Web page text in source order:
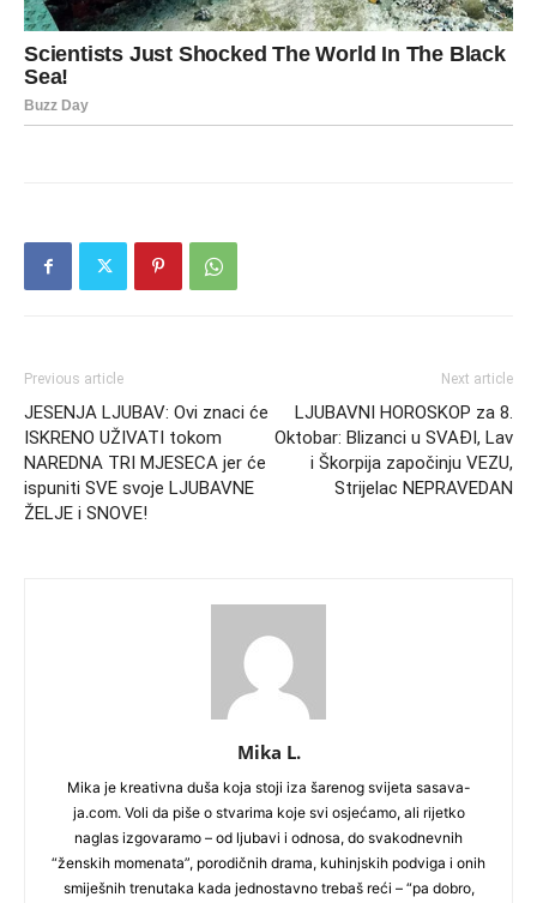
Previous article
JESENJA LJUBAV: Ovi znaci će
ISKRENO UŽIVATI tokom
NAREDNA TRI MJESECA jer će
ispuniti SVE svoje LJUBAVNE
ŽELJE i SNOVE!
Next article
LJUBAVNI HOROSKOP za 8.
Oktobar: Blizanci u SVAĐI, Lav
i Škorpija započinju VEZU,
Strijelac NEPRAVEDAN
Mika L.
Mika je kreativna duša koja stoji iza šarenog svijeta sasava-
ja.com. Voli da piše o stvarima koje svi osjećamo, ali rijetko
naglas izgovaramo – od ljubavi i odnosa, do svakodnevnih
“ženskih momenata”, porodičnih drama, kuhinjskih podviga i onih
smiješnih trenutaka kada jednostavno trebaš reći – “pa dobro,